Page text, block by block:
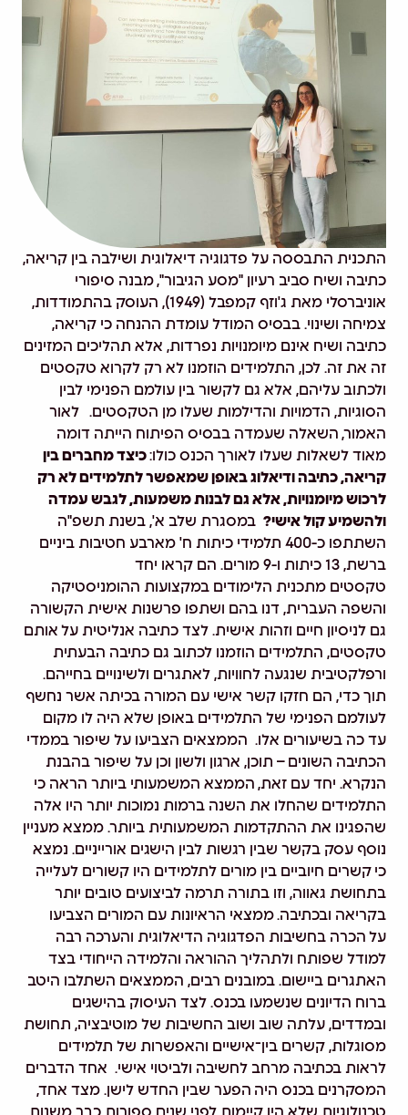
התכנית התבססה על פדגוגיה דיאלוגית ושילבה בין קריאה,
כתיבה ושיח סביב רעיון "מסע הגיבור", מבנה סיפורי
אוניברסלי מאת ג'וזף קמפבל (1949), העוסק בהתמודדות,
צמיחה ושינוי. בבסיס המודל עומדת ההנחה כי קריאה,
כתיבה ושיח אינם מיומנויות נפרדות, אלא תהליכים המזינים
זה את זה. לכן, התלמידים הוזמנו לא רק לקרוא טקסטים
ולכתוב עליהם, אלא גם לקשור בין עולמם הפנימי לבין
הסוגיות, הדמויות והדילמות שעלו מן הטקסטים.
לאור
האמור, השאלה שעמדה בבסיס הפיתוח הייתה דומה
מאוד לשאלות שעלו לאורך הכנס כולו:כיצד מחברים בין
קריאה, כתיבה ודיאלוג באופן שמאפשר לתלמידים לא רק
לרכוש מיומנויות, אלא גם לבנות משמעות, לגבש עמדה
ולהשמיע קול אישי? במסגרת שלב א', בשנת תשפ"ה
השתתפו כ-400 תלמידי כיתות ח' מארבע חטיבות ביניים
ברשת, 13 כיתות ו-9 מורים. הם קראו יחד
טקסטים מתכנית הלימודים במקצועות ההומניסטיקה
והשפה העברית, דנו בהם ושתפו פרשנות אישית הקשורה
גם לניסיון חיים וזהות אישית. לצד כתיבה אנליטית על אותם
טקסטים, התלמידים הוזמנו לכתוב גם כתיבה הבעתית
ורפלקטיבית שנגעה לחוויות, לאתגרים ולשינויים בחייהם.
תוך כדי, הם חזקו קשר אישי עם המורה בכיתה אשר נחשף
לעולמם הפנימי של התלמידים באופן שלא היה לו מקום
עד כה בשיעורים אלו. הממצאים הצביעו על שיפור בממדי
הכתיבה השונים – תוכן, ארגון ולשון וכן על שיפור בהבנת
הנקרא. יחד עם זאת, הממצא המשמעותי ביותר הראה כי
התלמידים שהחלו את השנה ברמות נמוכות יותר היו אלה
שהפגינו את ההתקדמות המשמעותית ביותר. ממצא מעניין
נוסף עסק בקשר שבין רגשות לבין הישגים אורייניים. נמצא
כי קשרים חיוביים בין מורים לתלמידים היו קשורים לעלייה
בתחושת גאווה, וזו בתורה תרמה לביצועים טובים יותר
בקריאה ובכתיבה. ממצאי הראיונות עם המורים הצביעו
על הכרה בחשיבות הפדגוגיה הדיאלוגית והערכה רבה
למודל שפותח ולתהליך ההוראה והלמידה הייחודי בצד
האתגרים ביישום. במובנים רבים, הממצאים השתלבו היטב
ברוח הדיונים שנשמעו בכנס. לצד העיסוק בהישגים
ובמדדים, עלתה שוב ושוב החשיבות של מוטיבציה, תחושת
מסוגלות, קשרים בין־אישיים והאפשרות של תלמידים
לראות בכתיבה מרחב לחשיבה ולביטוי אישי. אחד הדברים
המסקרנים בכנס היה הפער שבין החדש לישן. מצד אחד,